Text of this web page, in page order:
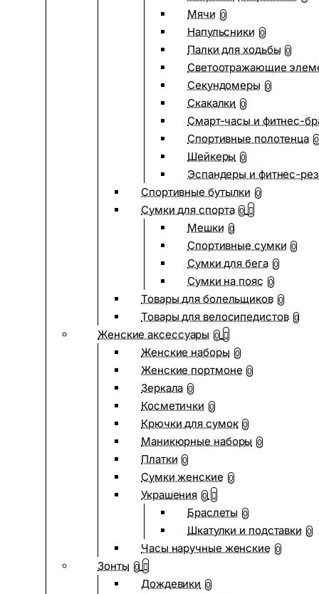
Мячи 0
Напульсники 0
Палки для ходьбы 0
Светоотражающие
Секундомеры 0
Скакалки 0
Смарт-часы и фитнес-
Спортивные полотенца 0
Шейкеры 0
Эспандеры и фитнес-
Спортивные бутылки 0
Сумки для спорта 0
Мешки 0
Спортивные сумки 0
Сумки для бега 0
Сумки на пояс 0
Товары для болельщиков 0
Товары для велосипедистов 0
Женские аксессуары 0
Женские наборы 0
Женские портмоне 0
Зеркала 0
Косметички 0
Крючки для сумок 0
Маникюрные наборы 0
Платки 0
Сумки женские 0
Украшения 0
Браслеты 0
Шкатулки и подставки 0
Часы наручные женские 0
Зонты 0
Дождевики 0